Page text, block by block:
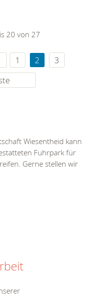
20 von 27
1 2
3
Wiesentheid kann
Fuhrpark für
Gerne stellen wir